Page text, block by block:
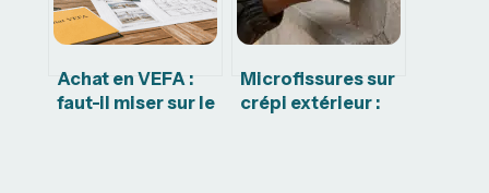
Achat en VEFA :
faut-il miser sur le
Microfissures sur
crépi extérieur :